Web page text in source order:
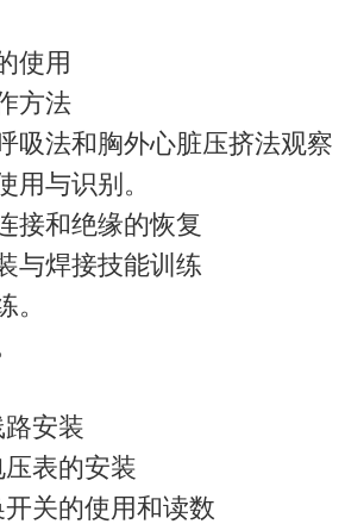
使用
方法
吸法和胸外心脏压挤法观察
用与识别。
接和绝缘的恢复
与焊接技能训练
。
路安装
表的安装
关的使用和读数